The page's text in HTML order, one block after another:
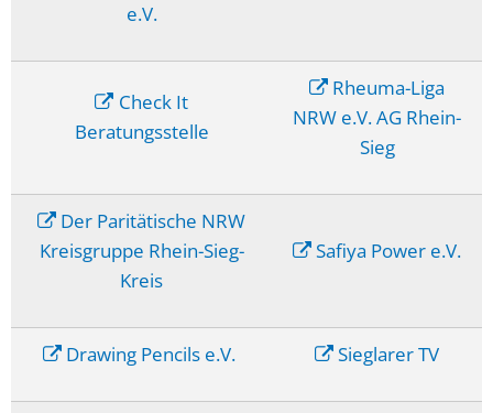
e.V.
Check It
Beratungsstelle
Rheuma-Liga
NRW e.V. AG Rhein-
Sieg
Der Paritätische NRW
Kreisgruppe Rhein-Sieg-
Kreis
Safiya Power e.V.
Drawing Pencils e.V. Sieglarer TV